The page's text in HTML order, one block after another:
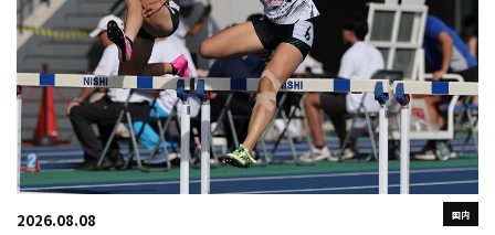
国内
2026.08.08